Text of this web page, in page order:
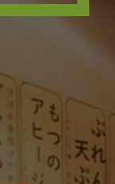
motsuyakiy